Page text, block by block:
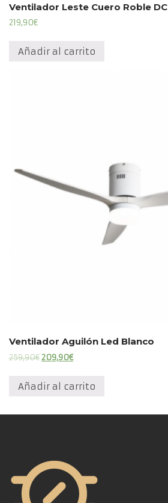
Ventilador Leste Cuero Roble DC
219,90€
Añadir al carrito
Ventilador Aguilón Led Blanco
259,90€ El
original
era:
209,90€El
actual
es:
Añadir al carrito